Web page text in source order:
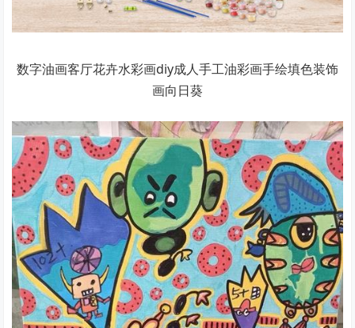
数字油画客厅花卉水彩画diy成人手工油彩画手绘填色装饰
画向日葵